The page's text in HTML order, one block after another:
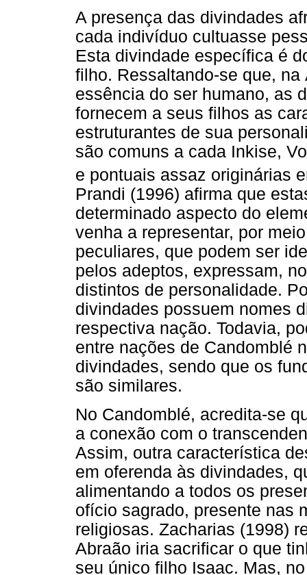
A presença das divindades
cada indivíduo cultuasse
Esta divindade específica é
filho. Ressaltando-se que,
essência do ser humano, as
fornecem a seus filhos as
estruturantes de sua
são comuns a cada Inkise,
e pontuais assaz originárias
Prandi (1996) afirma que
determinado aspecto do
venha a representar, por
peculiares, que podem ser
pelos adeptos, expressam,
distintos de personalidade.
divindades possuem nomes
respectiva nação. Todavia,
entre nações de Candomblé
divindades, sendo que os
são similares.
No Candomblé, acredita-se
a conexão com o
Assim, outra característica
em oferenda às divindades,
alimentando a todos os
ofício sagrado, presente nas
religiosas. Zacharias (1998)
Abraão iria sacrificar o que
seu único filho Isaac. Mas,